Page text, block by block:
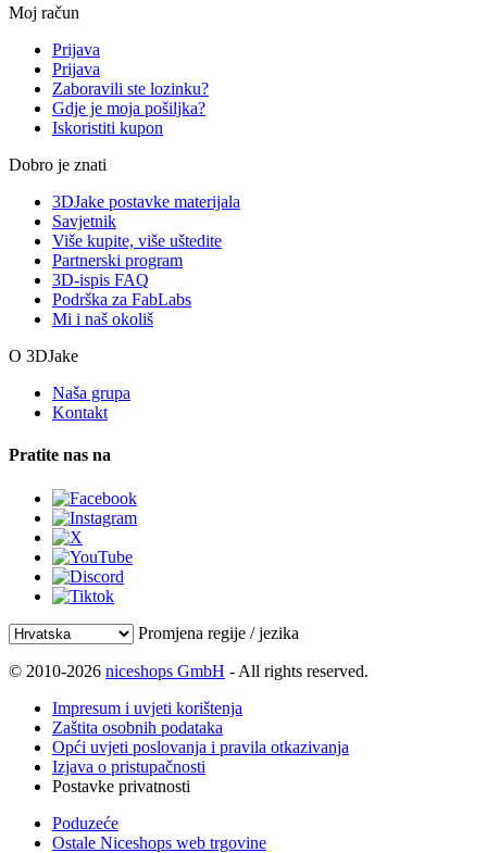
Moj račun
Prijava
Prijava
Zaboravili ste lozinku?
Gdje je moja pošiljka?
Iskoristiti kupon
Dobro je znati
3DJake postavke materijala
Savjetnik
Više kupite, više uštedite
Partnerski program
3D-ispis FAQ
Podrška za FabLabs
Mi i naš okoliš
O 3DJake
Naša grupa
Kontakt
Pratite nas na
Promjena regije / jezika
© 2010-2026 niceshops GmbH - All rights reserved.
Impresum i uvjeti korištenja
Zaštita osobnih podataka
Opći uvjeti poslovanja i pravila otkazivanja
Izjava o pristupačnosti
Postavke privatnosti
Poduzeće
Ostale Niceshops web trgovine